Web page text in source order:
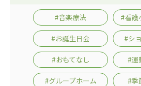
株式会社フラワーコミュニティ放送
Medicare Lead Japan
株式会社日本医科学研究所
特定非営利活動法人共生フォーラム
#音楽療法 #看護
#お誕生日会 #シ
#おもてなし #運
#グループホーム #季